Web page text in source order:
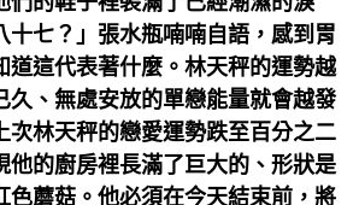
十七？」張水瓶喃喃自語，感到胃
道這代表著什麼。林天秤的運勢越
久、無處安放的單戀能量就會越發
次林天秤的戀愛運勢跌至百分之二
他的廚房裡長滿了巨大的、形狀是
色蘑菇。他必須在今天結束前，將